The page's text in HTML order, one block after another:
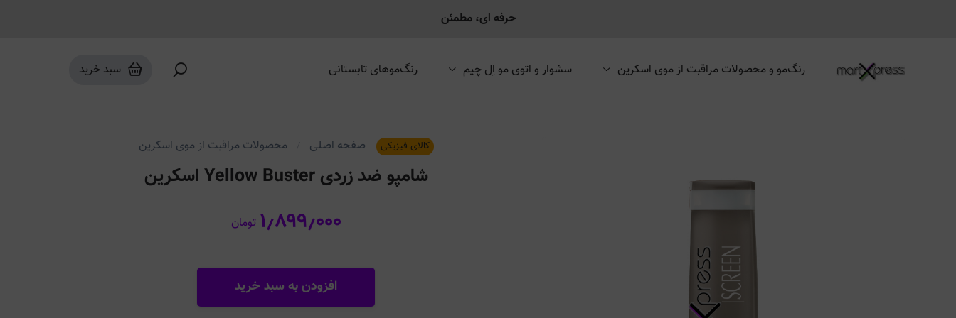
حرفه ای، مطمئن
رنگ‌مو و محصولات مراقبت از موی اسکرین سشوار و اتوی مو اِل چیم رنگ‌موهای تابستانی سبد خرید
کالای فیزیکی صفحه اصلی محصولات مراقبت از موی اسکرین
شامپو ضد زردی Yellow Buster اسکرین
۱٫۸۹۹٫۰۰۰ تومان
افزودن به سبد خرید